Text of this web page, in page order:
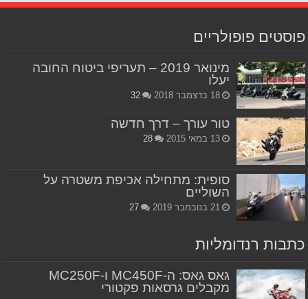
פוסטים פופולריים
מינואר 2019 – תעריפי ביטוח החובה
יעלו
18 בדצמבר 2018 32
טור עורך – דרך חדשה
13 במאי 2015 28
סופית: מתחילה אכיפת משטרה על
השוליים
21 בנובמבר 2019 27
כתבות רנדומליות
גאס גאס: ה-MC450F ו-MC250F
מקבלים גרסאות פקטורי